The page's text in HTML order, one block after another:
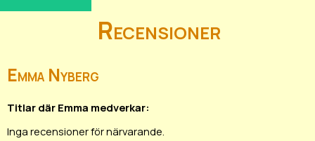
Recensioner
Emma Nyberg
Titlar där Emma medverkar:
Inga recensioner för närvarande.